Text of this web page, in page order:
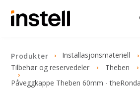
Produkter
Installasjonsmateriell
Tilbehør og reservedeler
Theben
Påveggkappe Theben 60mm -